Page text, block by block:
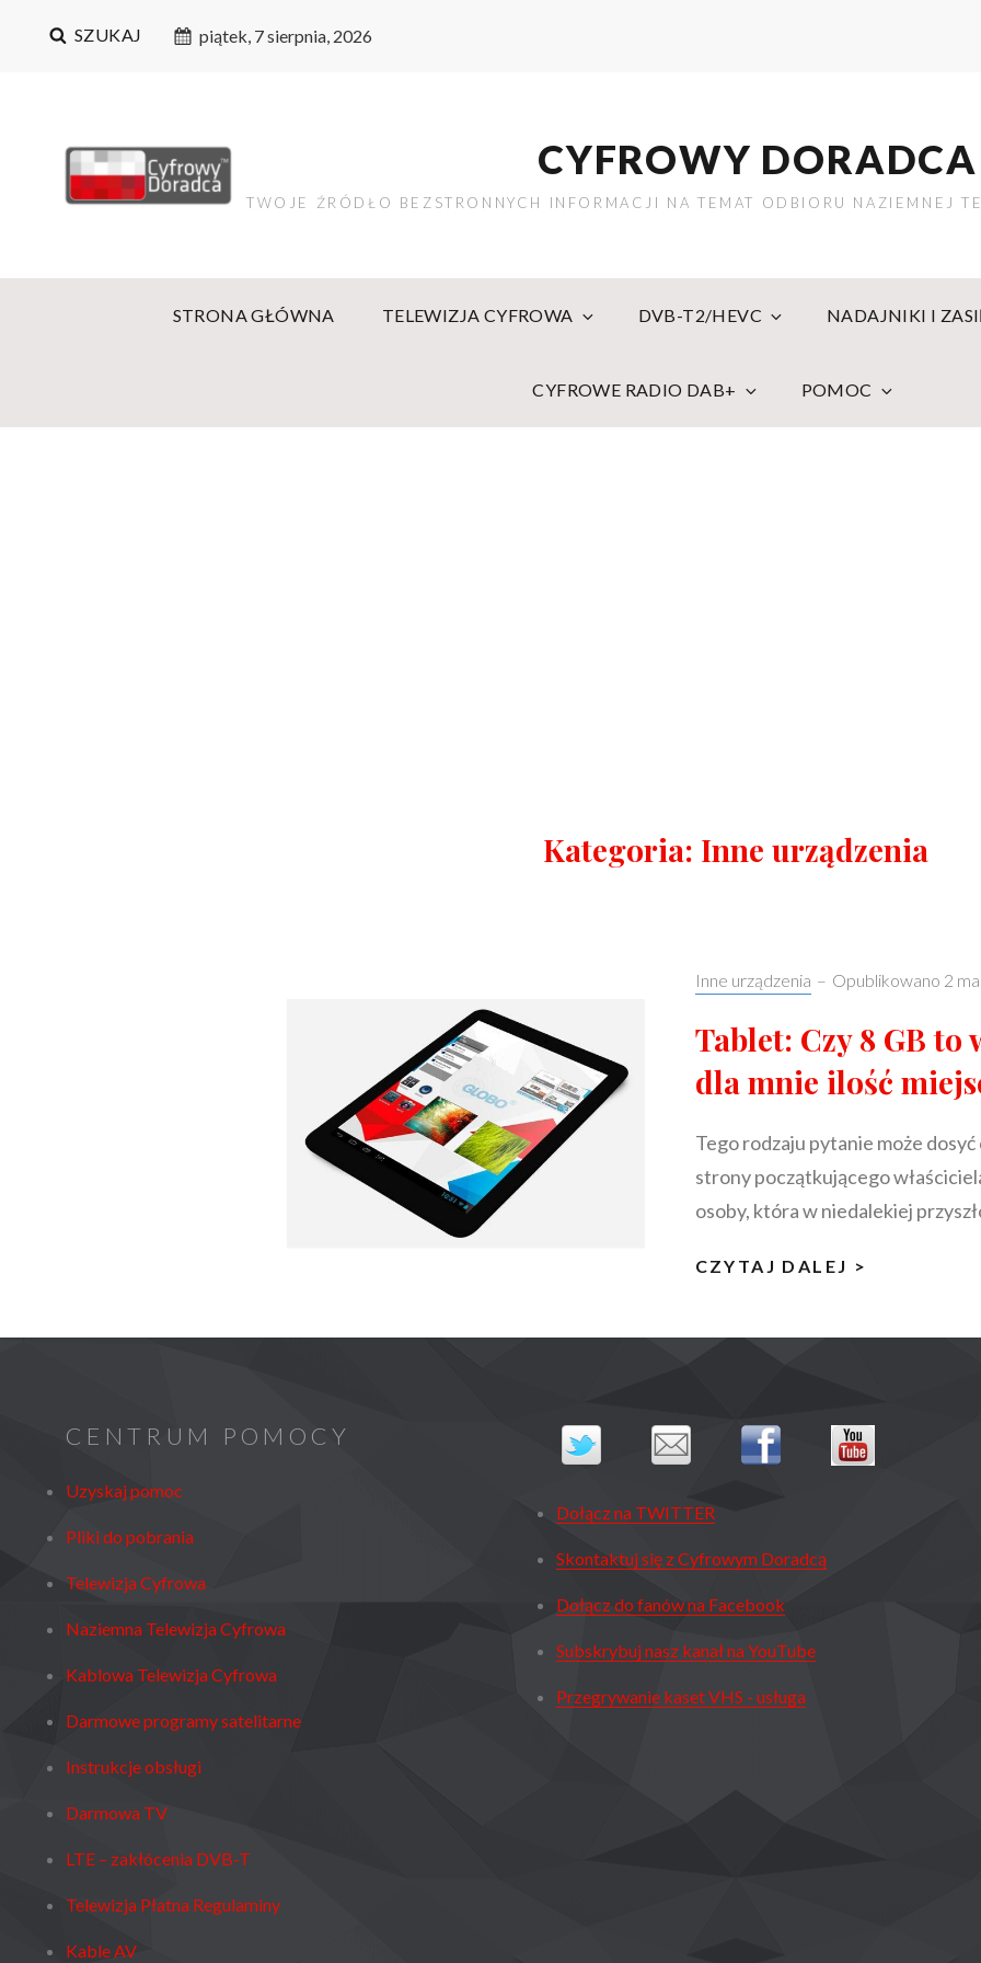
SZUKAJ piątek, 7 sierpnia, 2026
CYFROWY DORADCA
TWOJE ŹRÓDŁO BEZSTRONNYCH INFORMACJI NA TEMAT ODBIORU NAZIEMNEJ
STRONA GŁÓWNA TELEWIZJA CYFROWA DVB-T2/HEVC NADAJNIKI I
CYFROWE RADIO DAB+ POMOC
Kategoria: Inne urządzenia
Categories:
Inne urządzenia – Opublikowano 2
Tablet: Czy 8 GB to
dla mnie ilość
Tego rodzaju pytanie może dosyć
strony początkującego
osoby, która w niedalekiej
CZYTAJ DALEJ >
DLA
CENTRUM POMOCY
Uzyskaj pomoc
Pliki do pobrania
Telewizja Cyfrowa
Naziemna Telewizja Cyfrowa
Kablowa Telewizja Cyfrowa
Darmowe programy satelitarne
Instrukcje obsługi
Darmowa TV
LTE – zakłócenia DVB-T
Telewizja Płatna Regulaminy
Kable AV
Dołącz na TWITTER
Skontaktuj się z Cyfrowym Doradcą
Dołącz do fanów na Facebook
Subskrybuj nasz kanał na YouTube
Przegrywanie kaset VHS - usługa